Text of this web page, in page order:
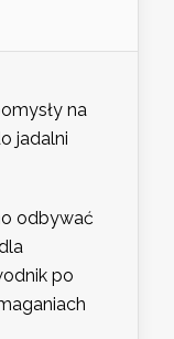
na
jadalni
odbywać
po